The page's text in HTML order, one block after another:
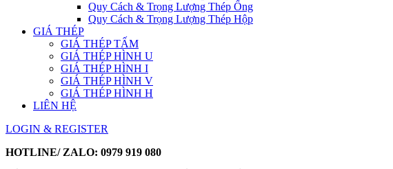
Quy Cách & Trọng Lượng Thép Ống
Quy Cách & Trọng Lượng Thép Hộp
GIÁ THÉP
GIÁ THÉP TẤM
GIÁ THÉP HÌNH U
GIÁ THÉP HÌNH I
GIÁ THÉP HÌNH V
GIÁ THÉP HÌNH H
LIÊN HỆ
LOGIN & REGISTER
HOTLINE/ ZALO: 0979 919 080